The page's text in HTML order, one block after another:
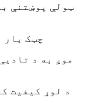
۵) چټک